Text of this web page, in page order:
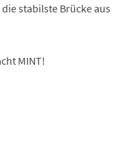
stabilste Brücke aus
MINT!